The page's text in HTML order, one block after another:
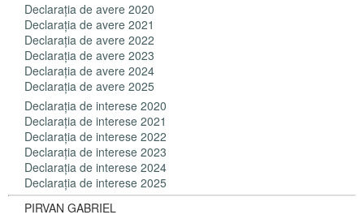
Declaraţia de avere 2020
Declaraţia de avere 2021
Declaraţia de avere 2022
Declaraţia de avere 2023
Declaraţia de avere 2024
Declaraţia de avere 2025
Declaraţia de interese 2020
Declaraţia de interese 2021
Declaraţia de interese 2022
Declaraţia de interese 2023
Declaraţia de interese 2024
Declaraţia de interese 2025
PIRVAN GABRIEL